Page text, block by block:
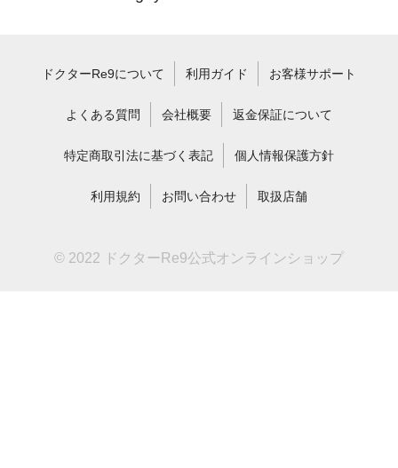
ドクターRe9について 利用ガイド お客様サポート
よくある質問 会社概要 返金保証について
特定商取引法に基づく表記 個人情報保護方針
利用規約 お問い合わせ 取扱店舗
© 2022 ドクターRe9公式オンラインショップ